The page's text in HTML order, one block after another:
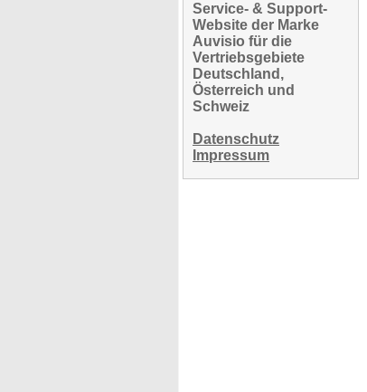
Service- & Support-
Website der Marke
Auvisio für die
Vertriebsgebiete
Deutschland,
Österreich und
Schweiz
Datenschutz
Impressum